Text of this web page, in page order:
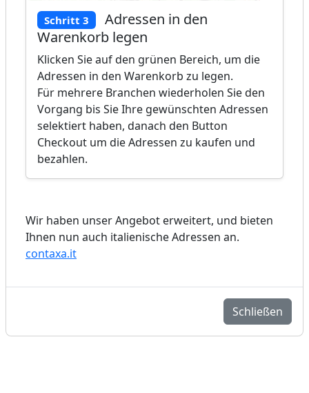
Schritt 3
Adressen in den
Warenkorb legen
Klicken Sie auf den grünen Bereich, um die
Adressen in den Warenkorb zu legen.
Für mehrere Branchen wiederholen Sie den
Vorgang bis Sie Ihre gewünschten Adressen
selektiert haben, danach den Button
Checkout um die Adressen zu kaufen und
bezahlen.
Wir haben unser Angebot erweitert, und bieten
Ihnen nun auch italienische Adressen an.
contaxa.it
Schließen